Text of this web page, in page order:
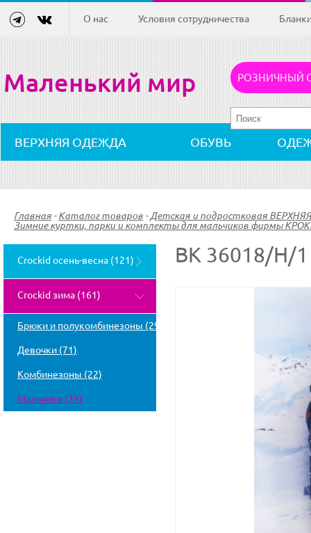
О нас Условия сотрудничества
Маленький мир РОЗНИЧНЫЙ
ВЕРХНЯЯ ОДЕЖДА ОБУВЬ
Главная - Каталог товаров - Детская и подростковая
Зимние куртки, парки и комплекты для мальчиков фирмы
Crockid осень-весна (121)
Crockid зима (161)
Брюки и полукомбинезоны (29)
Девочки (71)
Комбинезоны (22)
Мальчики (39)
ВК 36018/Н/